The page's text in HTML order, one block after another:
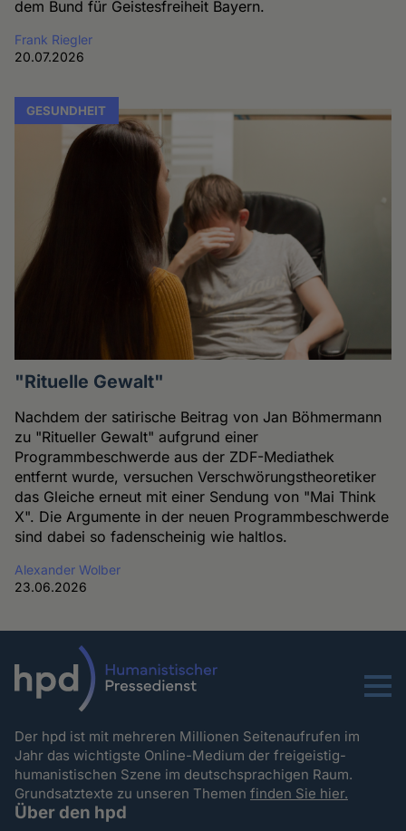
dem Bund für Geistesfreiheit Bayern.
Frank Riegler
20.07.2026
GESUNDHEIT
"Rituelle Gewalt"
Nachdem der satirische Beitrag von Jan Böhmermann
zu "Ritueller Gewalt" aufgrund einer
Programmbeschwerde aus der ZDF-Mediathek
entfernt wurde, versuchen Verschwörungstheoretiker
das Gleiche erneut mit einer Sendung von "Mai Think
X". Die Argumente in der neuen Programmbeschwerde
sind dabei so fadenscheinig wie haltlos.
Alexander Wolber
23.06.2026
Menu
Der hpd ist mit mehreren Millionen Seitenaufrufen im
Jahr das wichtigste Online-Medium der freigeistig-
humanistischen Szene im deutschsprachigen Raum.
Grundsatztexte zu unseren Themenfinden Sie hier.
Über den hpd